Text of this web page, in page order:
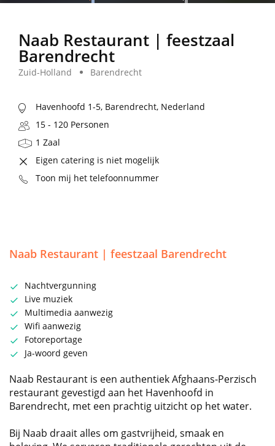
Naab Restaurant | feestzaal
Barendrecht
Zuid-Holland Barendrecht
Havenhoofd 1-5, Barendrecht, Nederland
15 - 120 Personen
1 Zaal
Eigen catering is niet mogelijk
Toon mij het telefoonnummer
Naab Restaurant | feestzaal Barendrecht
Nachtvergunning
Live muziek
Multimedia aanwezig
Wifi aanwezig
Fotoreportage
Ja-woord geven
Naab Restaurant is een authentiek Afghaans-Perzisch
restaurant gevestigd aan het Havenhoofd in
Barendrecht, met een prachtig uitzicht op het water.
Bij Naab draait alles om gastvrijheid, smaak en